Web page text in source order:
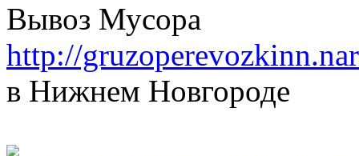
Вывоз Мусора
http://
в Нижнем Новгороде